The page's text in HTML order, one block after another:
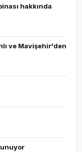
hakkında
ve Mavişehir'den